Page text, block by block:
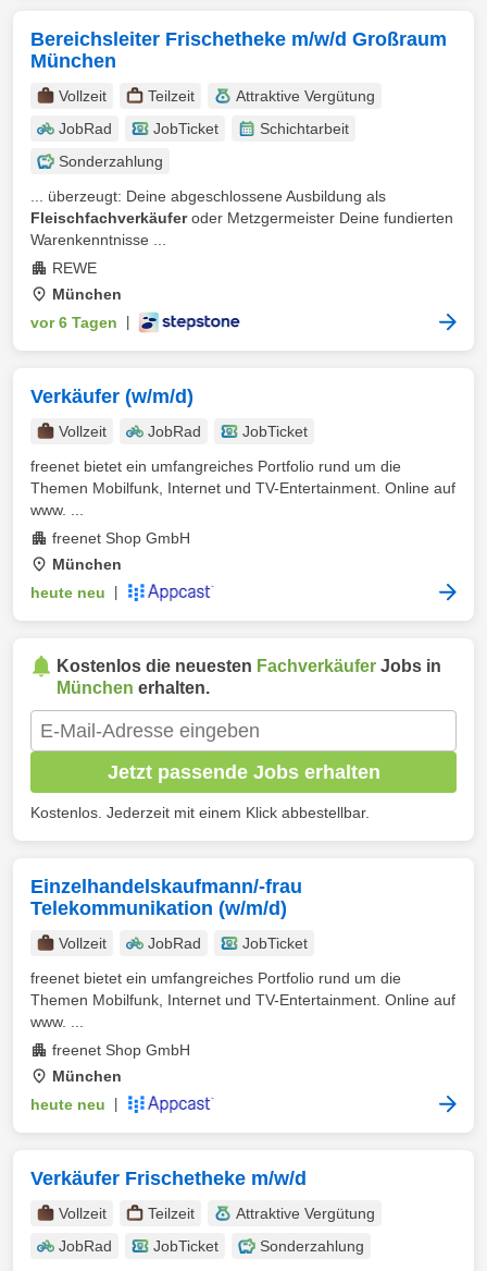
Bereichsleiter Frischetheke m/w/d Großraum
München
Vollzeit Teilzeit
Attraktive Vergütung
JobRad
JobTicket
Schichtarbeit
Sonderzahlung
... überzeugt: Deine abgeschlossene Ausbildung als
Fleischfachverkäuferoder Metzgermeister Deine fundierten
Warenkenntnisse ...
REWE
München
vor 6 Tagen
Verkäufer (w/m/d)
Vollzeit JobRad
JobTicket
freenet bietet ein umfangreiches Portfolio rund um die
Themen Mobilfunk, Internet und TV-Entertainment. Online auf
www. ...
freenet Shop GmbH
München
heute neu
Kostenlos die neuesten Fachverkäufer Jobs in
München erhalten.
Jetzt passende Jobs erhalten
Kostenlos. Jederzeit mit einem Klick abbestellbar.
Einzelhandelskaufmann/-frau
Telekommunikation (w/m/d)
Vollzeit JobRad
JobTicket
freenet bietet ein umfangreiches Portfolio rund um die
Themen Mobilfunk, Internet und TV-Entertainment. Online auf
www. ...
freenet Shop GmbH
München
heute neu
Verkäufer Frischetheke m/w/d
Vollzeit Teilzeit
Attraktive Vergütung
JobRad
JobTicket Sonderzahlung